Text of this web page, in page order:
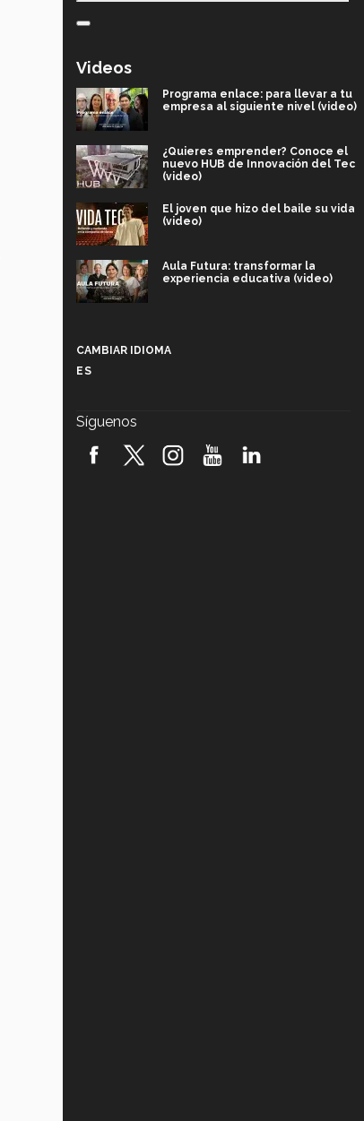
Videos
Programa enlace: para llevar a tu
empresa al siguiente nivel (video)
¿Quieres emprender? Conoce el
nuevo HUB de Innovación del Tec
(video)
El joven que hizo del baile su vida
(video)
Aula Futura: transformar la
experiencia educativa (video)
robótica FIRST 2026! (video)
CAMBIAR IDIOMA
ES
Síguenos